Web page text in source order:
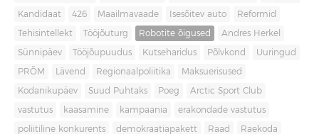
Kandidaat 426 Maailmavaade Isesõitev auto Reformid
Tehisintellekt Tööjõuturg Robotite õigused Andres Herkel
Sünnipäev Tööjõupuudus Kutseharidus Põlvkond Uuringud
PRÕM Lävend Regionaalpoliitika Maksuerisused
Kodanikupäev Suud Puhtaks Poeg Arctic Sport Club
vastutus kaasamine kampaania erakondade vastutus
poliitiline konkurents demokraatiapakett Raad Raekoda